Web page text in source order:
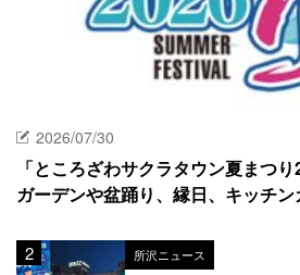
2026/07/30
「ところざわサクラタウン夏まつ
ガーデンや盆踊り、縁日、キッチン
所沢ニュース